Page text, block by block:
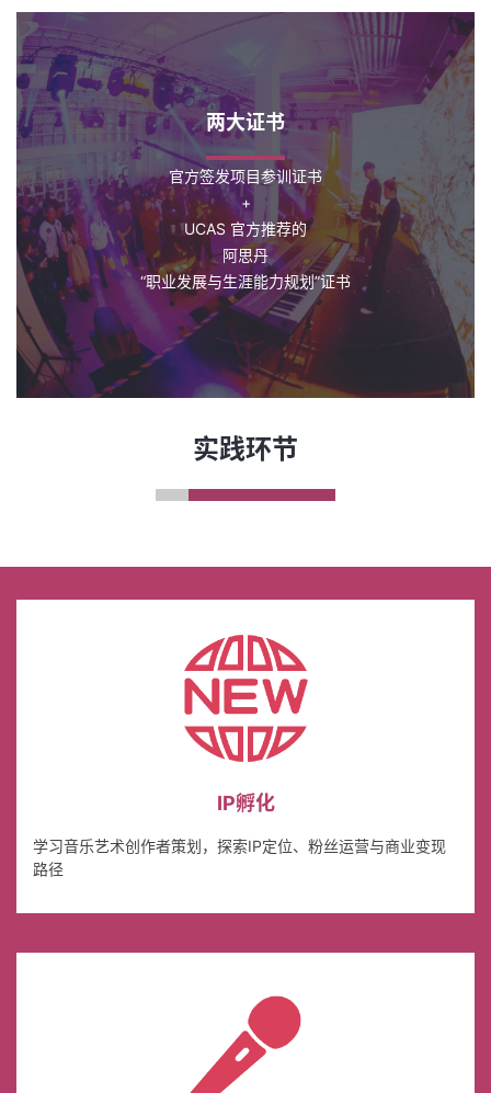
两大证书
官方签发项目参训证书
+
UCAS 官方推荐的
阿思丹
“职业发展与生涯能力规划”证书
实践环节
IP孵化
学习音乐艺术创作者策划，探索IP定位、粉丝运营与商业变现
路径